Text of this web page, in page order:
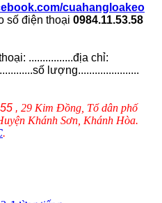
cuahangloakeo
số điện thoại 0984.11.53.58
................địa chỉ:
lượng......................
, 29 Kim Đồng, Tổ dân phố
Khánh Sơn, Khánh Hòa.
.